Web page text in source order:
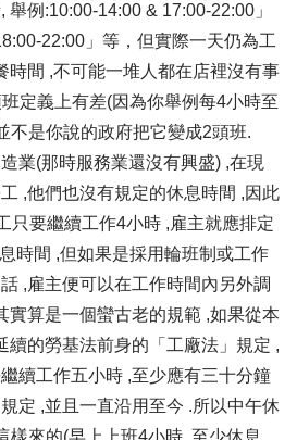
例:10:00-14:00 & 17:00-22:00」
22:00」等，但實際一天仍為工
時間 ,不可能一堆人都在店裡沒有事
定義上有差(因為你舉例每4小時至
不是你說的政府把它變成2頭班.
業(那時服務業還沒有興盛) ,在現
,他們也沒有規定的休息時間 ,因此
只要繼續工作4小時 ,雇主就應排定
時間 ,但如果是採用輪班制或工作
,雇主便可以在工作時間內另外調
實算是一個蠻古老的規範 ,如果從本
續的勞基法前身的「工廠法」規定 ,
續工作五小時 ,至少應有三十分鐘
定 ,並且一直沿用至今 .所以中午休
樣來的(早上上班4小時 ,至少休息